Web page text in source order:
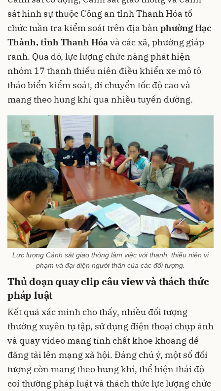
sát hình sự thuộc Công an tỉnh Thanh Hóa tổ
chức tuần tra kiểm soát trên địa bàn phường Hạc
Thành, tỉnh Thanh Hóavà các xã, phường giáp
ranh. Qua đó, lực lượng chức năng phát hiện
nhóm 17 thanh thiếu niên điều khiển xe mô tô
tháo biển kiểm soát, di chuyển tốc độ cao và
mang theo hung khí qua nhiều tuyến đường.
Lực lượng Cảnh sát giao thông làm việc với thanh, thiếu niên vi
phạm và đại diện người thân của các đối tượng.
Thủ đoạn quay clip câu view và thách thức
pháp luật
Kết quả xác minh cho thấy, nhiều đối tượng
thường xuyên tụ tập, sử dụng điện thoại chụp ảnh
và quay video mang tính chất khoe khoang để
đăng tải lên mạng xã hội. Đáng chú ý, một số đối
tượng còn mang theo hung khí, thể hiện thái độ
coi thường pháp luật và thách thức lực lượng chức